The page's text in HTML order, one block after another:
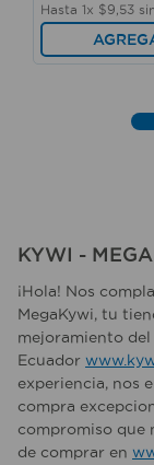
Hasta 1x $9 53
KYWI -
¡Hola! Nos
MegaKywi, tu
mejoramiento
Ecuador
experiencia, nos
compra
compromiso que
de comprar en